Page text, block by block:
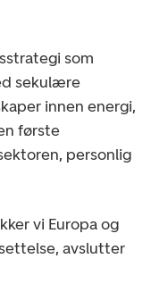
som
sekulære
innen energi,
første
personlig
vi Europa og
avslutter